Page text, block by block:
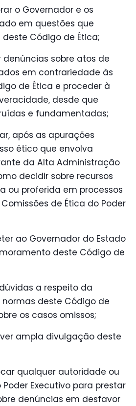
o Governador e os
em questões que
Código de Ética;
denúncias sobre atos de
em contrariedade às
de Ética e proceder à
desde que
e fundamentadas;
após as apurações
ético que envolva
da Alta Administração
decidir sobre recursos
ou proferida em processos
de Ética do Poder
ao Governador do Estado
deste Código de
a respeito da
deste Código de
os casos omissos;
ampla divulgação deste
qualquer autoridade ou
Executivo para prestar
denúncias em desfavor